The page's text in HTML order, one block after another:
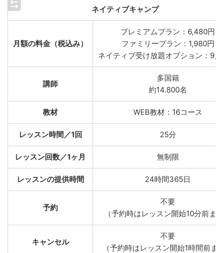
ネイティブキャンプ
月額の料金（税込み）
プレミアムプラン：6,480円
ファミリープラン：1,980円
ネイティブ受け放題オプション：
講師
多国籍
約14.800名
教材 WEB教材：16コース
レッスン時間／1回 25分
レッスン回数／1ヶ月 無制限
レッスンの提供時間 24時間365日
予約
不要
（予約時はレッスン開始10分前ま
キャンセル
不要
（予約時はレッスン開始1時間前ま